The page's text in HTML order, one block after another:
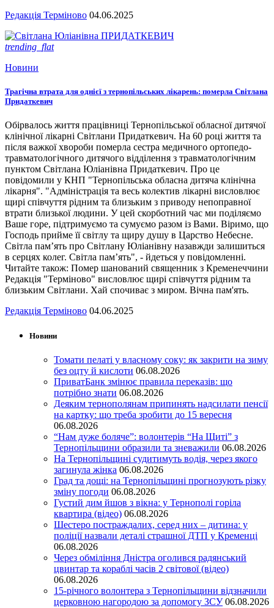
Редакція Терміново 04.06.2025
trending_flat
Новини
Трагічна втрата для однієї з тернопільських лікарень: померла Світлана
Придаткевич
Обірвалось життя працівниці Тернопільської обласної дитячої
клінічної лікарні Світлани Придаткевич. На 60 році життя та
після важкої хвороби померла сестра медичного ортопедо-
травматологічного дитячого відділення з травматологічним
пунктом Світлана Юліанівна Придаткевич. Про це
повідомили у КНП "Тернопільська обласна дитяча клінічна
лікарня". "Адміністрація та весь колектив лікарні висловлює
щирі співчуття рідним та близьким з приводу непоправної
втрати близької людини. У цей скорботний час ми поділяємо
Ваше горе, підтримуємо та сумуємо разом із Вами. Віримо, що
Господь прийме її світлу та щиру душу в Царство Небесне.
Світла пам’ять про Світлану Юліанівну назавжди залишиться
в серцях колег. Світла пам’ять", - йдеться у повідомленні.
Читайте також: Помер шанований священник з Кременеччини
Редакція "Терміново" висловлює щирі співчуття рідним та
близьким Світлани. Хай спочиває з миром. Вічна пам'ять.
Редакція Терміново 04.06.2025
Новини
Томати пелаті у власному соку: як закрити на зиму
без оцту й кислоти 06.08.2026
ПриватБанк змінює правила переказів: що
потрібно знати 06.08.2026
Деяким тернополянам припинять надсилати пенсії
на картку: що треба зробити до 15 вересня
06.08.2026
“Нам дуже боляче”: волонтерів “На Щиті” з
Тернопільщини образили та зневажили 06.08.2026
На Тернопільщині судитимуть водія, через якого
загинула жінка 06.08.2026
Град та дощі: на Тернопільщині прогнозують різку
зміну погоди 06.08.2026
Густий дим йшов з вікна: у Тернополі горіла
квартира (відео) 06.08.2026
Шестеро постраждалих, серед них – дитина: у
поліції назвали деталі страшної ДТП у Кременці
06.08.2026
Через обміління Дністра оголився радянський
цвинтар та кораблі часів 2 світової (відео)
06.08.2026
15-річного волонтера з Тернопільщини відзначили
церковною нагородою за допомогу ЗСУ 06.08.2026